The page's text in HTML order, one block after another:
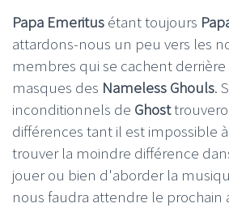
Papa Emeritus étant toujours
attardons-nous un peu vers les
membres qui se cachent
masques des Nameless Ghouls.
inconditionnels de Ghost
différences tant il est impossible
trouver la moindre différence
jouer ou bien d'aborder la
nous faudra attendre le prochain